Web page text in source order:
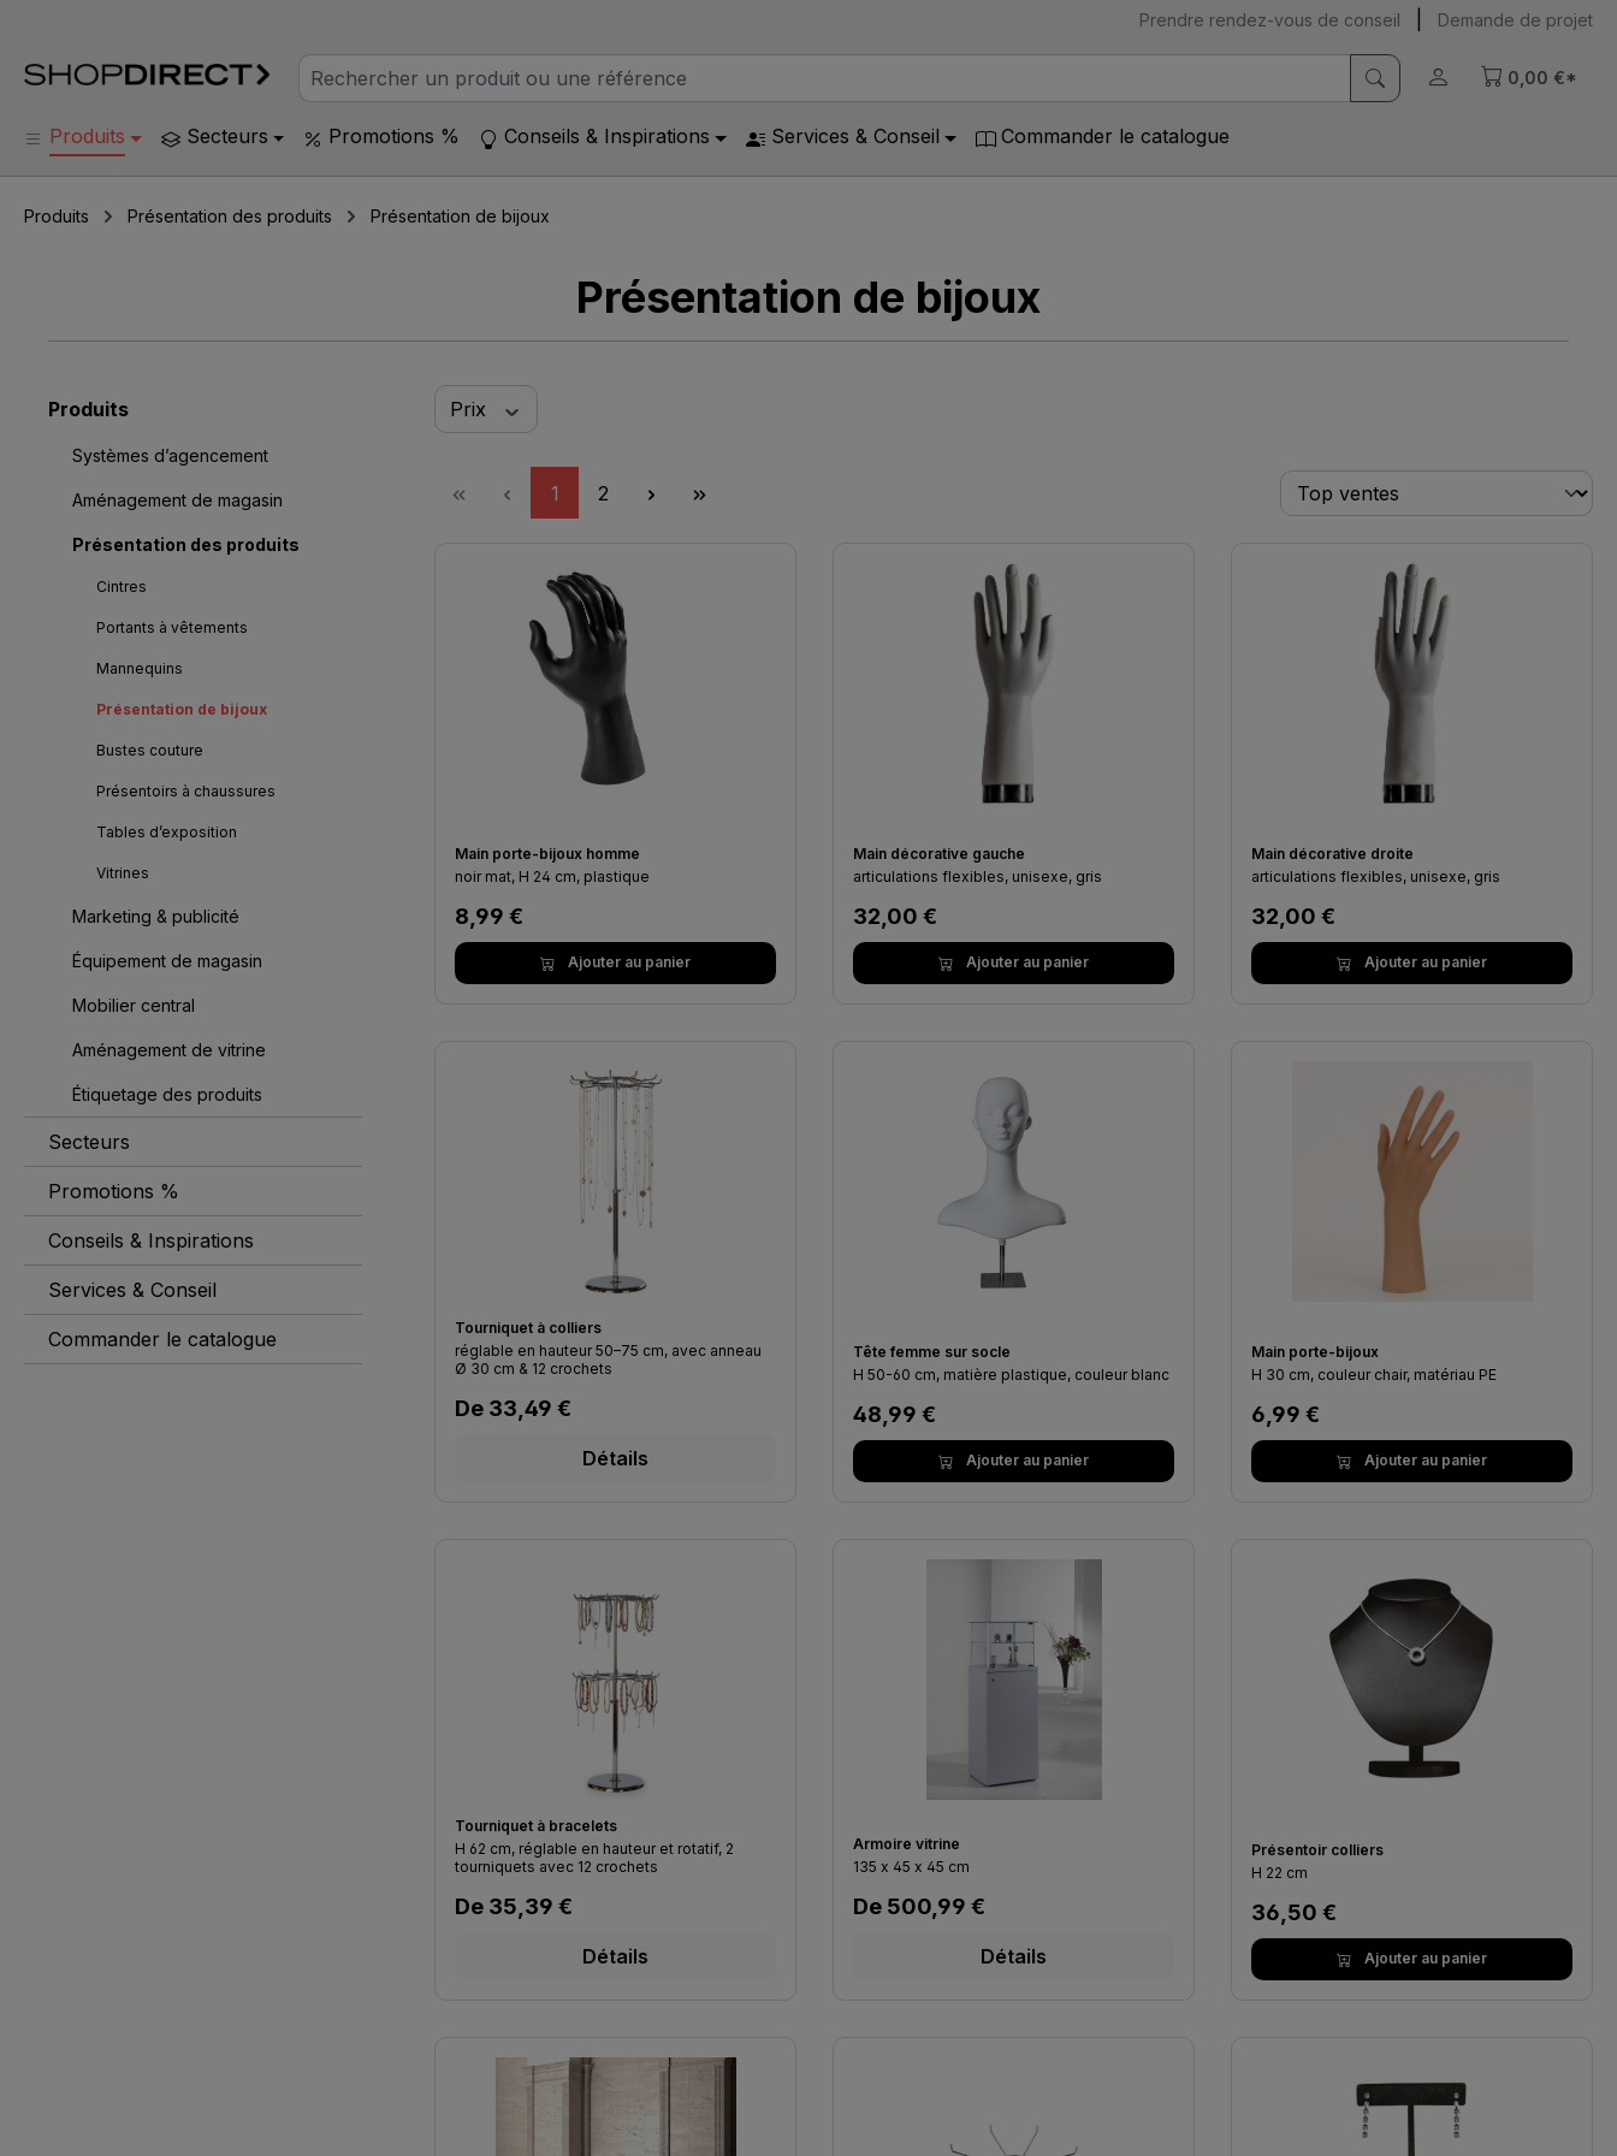
Prendre rendez-vous de conseil Demande de projet
0,00 €*
Produits Secteurs Promotions % Conseils & Inspirations Services & Conseil Commander le catalogue
Produits Présentation des produits Présentation de bijoux
Présentation de bijoux
Produits
Systèmes d’agencement
Aménagement de magasin
Présentation des produits
Cintres
Portants à vêtements
Mannequins
Présentation de bijoux
Bustes couture
Présentoirs à chaussures
Tables d’exposition
Vitrines
Marketing & publicité
Équipement de magasin
Mobilier central
Aménagement de vitrine
Étiquetage des produits
Secteurs
Promotions %
Conseils & Inspirations
Services & Conseil
Commander le catalogue
Prix
Page
1 Page
2
Main porte-bijoux homme
noir mat, H 24 cm, plastique
Prix régulier :
8,99 €
Ajouter au panier
Main décorative gauche
articulations flexibles, unisexe, gris
Prix régulier :
32,00 €
Ajouter au panier
Main décorative droite
articulations flexibles, unisexe, gris
Prix régulier :
32,00 €
Ajouter au panier
Tourniquet à colliers
réglable en hauteur 50–75 cm, avec anneau
Ø 30 cm & 12 crochets
Prix régulier :
De 33,49 €
Détails
Tête femme sur socle
H 50-60 cm, matière plastique, couleur blanc
Prix régulier :
48,99 €
Ajouter au panier
Main porte-bijoux
H 30 cm, couleur chair, matériau PE
Prix régulier :
6,99 €
Ajouter au panier
Tourniquet à bracelets
H 62 cm, réglable en hauteur et rotatif, 2
tourniquets avec 12 crochets
Prix régulier :
De 35,39 €
Détails
Armoire vitrine
135 x 45 x 45 cm
Prix régulier :
De 500,99 €
Détails
Présentoir colliers
H 22 cm
Prix régulier :
36,50 €
Ajouter au panier